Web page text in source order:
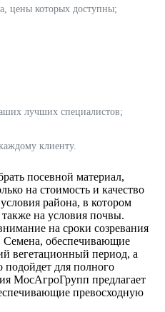
цены которых доступны;
лучших специалистов;
клиенту.
посевной материал,
на стоимость и качество
района, в котором
также на условия почвы.
на сроки созревания
Семена, обеспечивающие
вегетационный период, а
подойдет для полного
МосАгроГрупп предлагает
превосходную